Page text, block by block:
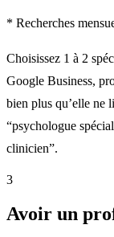
* Recherches
Choisissez 1 à 2
Google Business,
bien plus qu’elle ne
“psychologue
clinicien”.
3
Avoir un